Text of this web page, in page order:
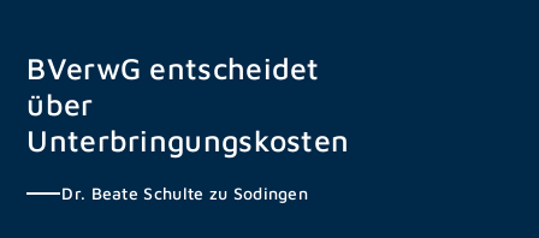
springen
BVerwG entscheidet
über
Unterbringungskosten
Dr. Beate Schulte zu Sodingen